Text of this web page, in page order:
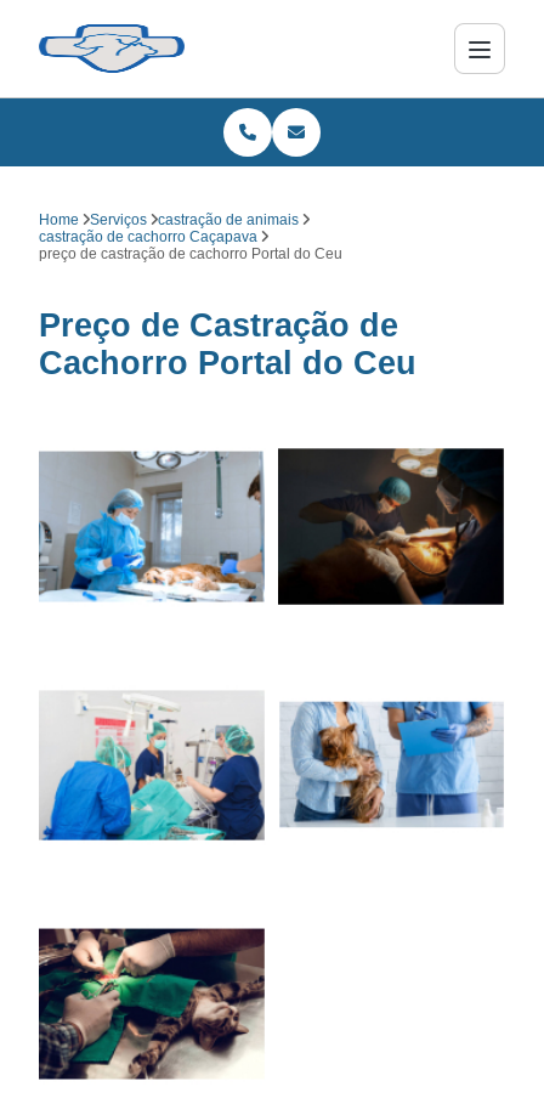
Home Serviços
castração de animais
castração de cachorro Caçapava
preço de castração de cachorro Portal do Ceu
Preço de Castração de
Cachorro Portal do Ceu